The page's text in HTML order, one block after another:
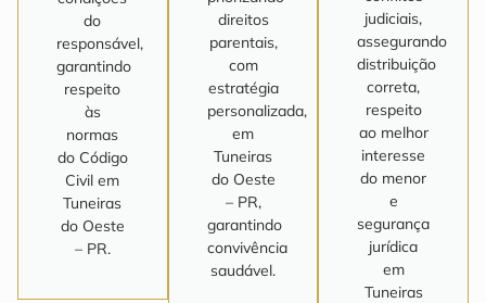
do
responsável,
garantindo
respeito
às
normas
do Código
Civil em
Tuneiras
do Oeste
– PR.
direitos
parentais,
com
estratégia
personalizada,
em
Tuneiras
do Oeste
– PR,
garantindo
convivência
saudável.
judiciais,
assegurando
distribuição
correta,
respeito
ao melhor
interesse
do menor
e
segurança
jurídica
em
Tuneiras